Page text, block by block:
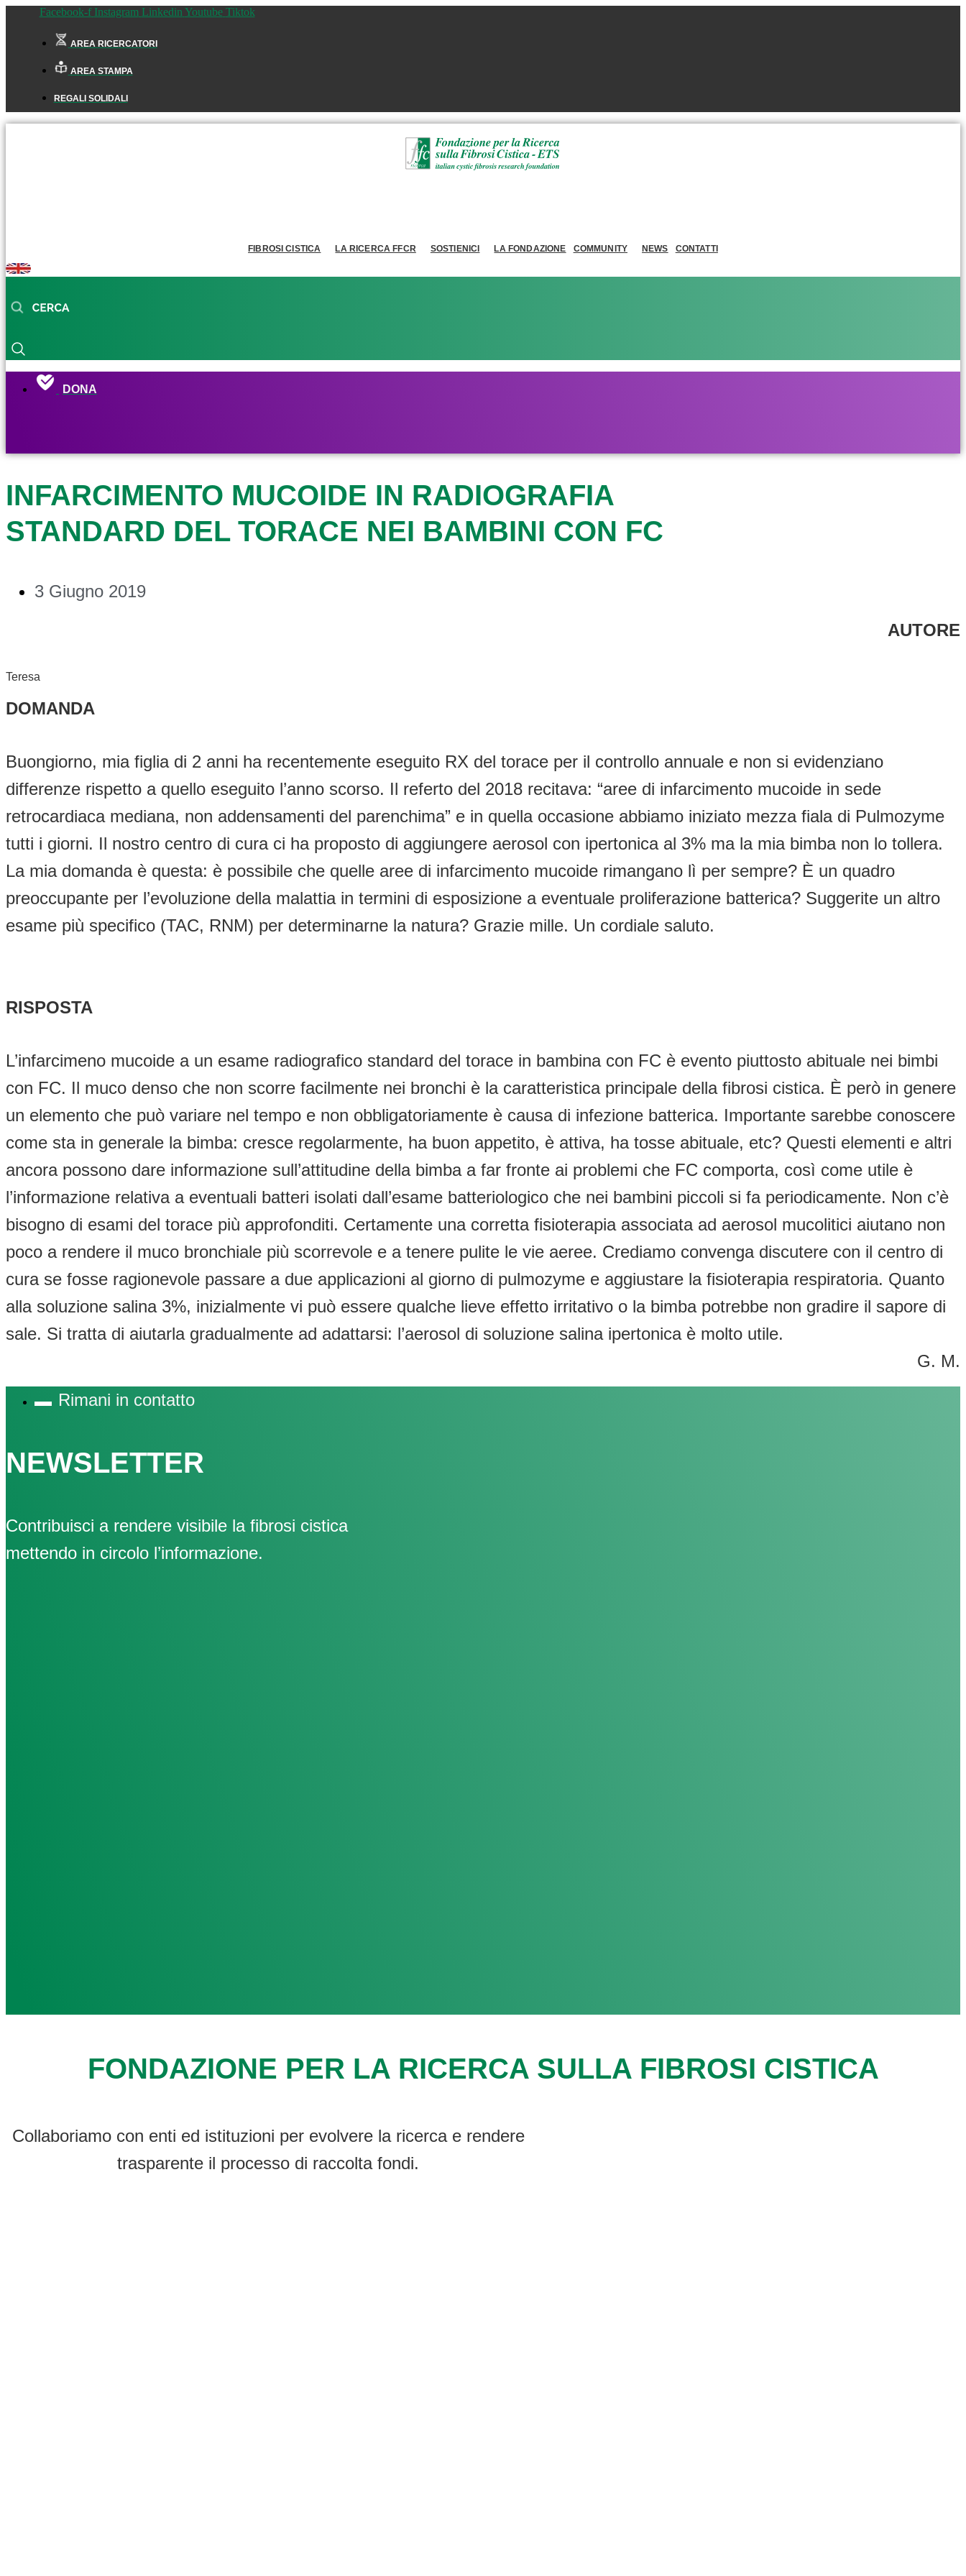
Facebook-f Instagram Linkedin Youtube Tiktok
AREA RICERCATORI
AREA STAMPA
REGALI SOLIDALI
FIBROSI CISTICA LA RICERCA FFCR SOSTIENICI LA FONDAZIONE COMMUNITY NEWS CONTATTI
DONA
INFARCIMENTO MUCOIDE IN RADIOGRAFIA
STANDARD DEL TORACE NEI BAMBINI CON FC
3 Giugno 2019
AUTORE
Teresa
DOMANDA
Buongiorno, mia figlia di 2 anni ha recentemente eseguito RX del torace per il controllo annuale e non si evidenziano
differenze rispetto a quello eseguito l’anno scorso. Il referto del 2018 recitava: “aree di infarcimento mucoide in sede
retrocardiaca mediana, non addensamenti del parenchima” e in quella occasione abbiamo iniziato mezza fiala di Pulmozyme
tutti i giorni. Il nostro centro di cura ci ha proposto di aggiungere aerosol con ipertonica al 3% ma la mia bimba non lo tollera.
La mia domanda è questa: è possibile che quelle aree di infarcimento mucoide rimangano lì per sempre? È un quadro
preoccupante per l’evoluzione della malattia in termini di esposizione a eventuale proliferazione batterica? Suggerite un altro
esame più specifico (TAC, RNM) per determinarne la natura? Grazie mille. Un cordiale saluto.
RISPOSTA
L’infarcimeno mucoide a un esame radiografico standard del torace in bambina con FC è evento piuttosto abituale nei bimbi
con FC. Il muco denso che non scorre facilmente nei bronchi è la caratteristica principale della fibrosi cistica. È però in genere
un elemento che può variare nel tempo e non obbligatoriamente è causa di infezione batterica. Importante sarebbe conoscere
come sta in generale la bimba: cresce regolarmente, ha buon appetito, è attiva, ha tosse abituale, etc? Questi elementi e altri
ancora possono dare informazione sull’attitudine della bimba a far fronte ai problemi che FC comporta, così come utile è
l’informazione relativa a eventuali batteri isolati dall’esame batteriologico che nei bambini piccoli si fa periodicamente. Non c’è
bisogno di esami del torace più approfonditi. Certamente una corretta fisioterapia associata ad aerosol mucolitici aiutano non
poco a rendere il muco bronchiale più scorrevole e a tenere pulite le vie aeree. Crediamo convenga discutere con il centro di
cura se fosse ragionevole passare a due applicazioni al giorno di pulmozyme e aggiustare la fisioterapia respiratoria. Quanto
alla soluzione salina 3%, inizialmente vi può essere qualche lieve effetto irritativo o la bimba potrebbe non gradire il sapore di
sale. Si tratta di aiutarla gradualmente ad adattarsi: l’aerosol di soluzione salina ipertonica è molto utile.
G. M.
Rimani in contatto
NEWSLETTER
Contribuisci a rendere visibile la fibrosi cistica
mettendo in circolo l’informazione.
FONDAZIONE PER LA RICERCA SULLA FIBROSI CISTICA
Collaboriamo con enti ed istituzioni per evolvere la ricerca e rendere
trasparente il processo di raccolta fondi.